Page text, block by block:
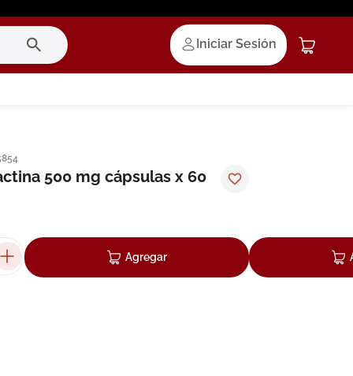
Iniciar Sesión
500 mg cápsulas x 60
Agregar